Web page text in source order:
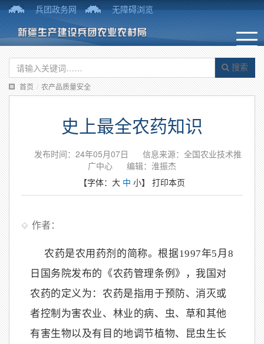
兵团政务网 无障碍浏览
搜索
首页 / 农产品质量安全
史上最全农药知识
发布时间：24年05月07日
信息来源：全国农业技术推
广中心
编辑：淮振杰
【字体： 大 中 小】 打印本页
作者：
农药是农用药剂的简称。根据1997年5月8
日国务院发布的《农药管理条例》，我国对
农药的定义为：农药是指用于预防、消灭或
者控制为害农业、林业的病、虫、草和其他
有害生物以及有目的地调节植物、昆虫生长